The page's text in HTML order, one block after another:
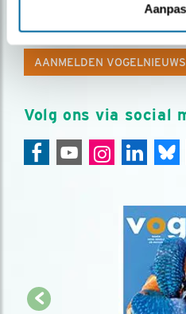
Meld je aan en ontvang
over vogels en activiteiten
AANMELDEN VOGELNIEUWS
Volg ons via social